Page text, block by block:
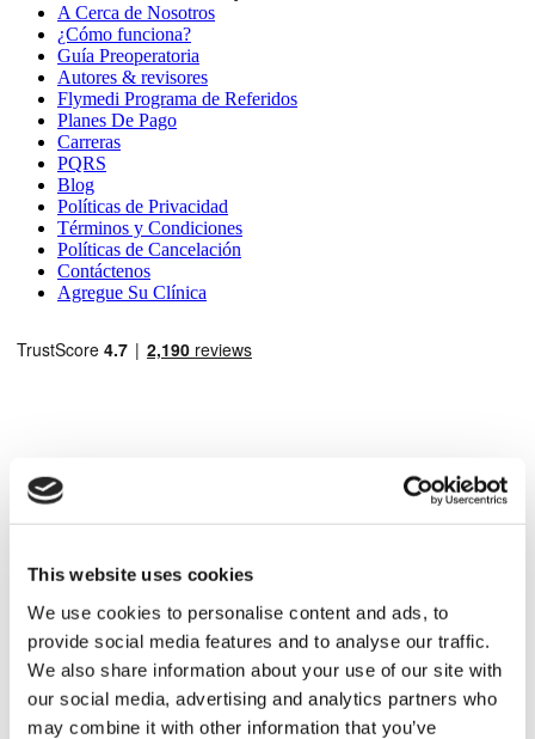
This website uses cookies
We use cookies to personalise content and ads, to
provide social media features and to analyse our traffic.
We also share information about your use of our site with
our social media, advertising and analytics partners who
may combine it with other information that you’ve
A Cerca de Nosotros
¿Cómo funciona?
Guía Preoperatoria
Autores & revisores
Flymedi Programa de Referidos
Planes De Pago
Carreras
PQRS
Blog
Políticas de Privacidad
Términos y Condiciones
Políticas de Cancelación
Contáctenos
Agregue Su Clínica
Destinos Populares
Spain Clínicas
Poland Clínicas
Thailand Clínicas
Hungary Clínicas
Colombia Clínicas
Tratamientos Populares en Turquia